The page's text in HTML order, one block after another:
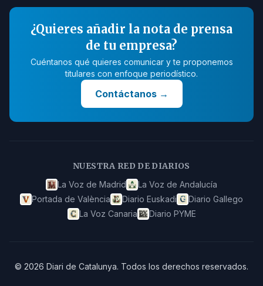
¿Quieres añadir la nota de prensa
de tu empresa?
Cuéntanos qué quieres comunicar y te proponemos
titulares con enfoque periodístico.
Contáctanos→
NUESTRA RED DE DIARIOS
La Voz de Madrid
La Voz de Andalucía
Portada de València
Diario Euskadi
Diario Gallego
La Voz Canaria
Diario PYME
© 2026 Diari de Catalunya. Todos los derechos reservados.